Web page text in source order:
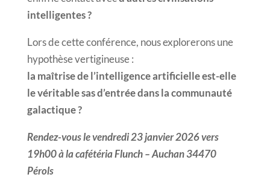
intelligentes ?
Lors de cette conférence, nous explorerons une
hypothèse vertigineuse :
la maîtrise de l’intelligence artificielle est-elle
le véritable sas d’entrée dans la communauté
galactique ?
Rendez-vous le vendredi 23 janvier 2026 vers
19h00 à la cafétéria Flunch – Auchan 34470
Pérols